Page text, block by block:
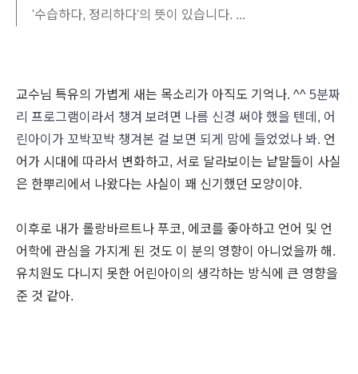
'수습하다, 정리하다'의 뜻이 있습니다. ...
교수님 특유의 가볍게 새는 목소리가 아직도 기억나. ^^ 5분짜
리 프로그램이라서 챙겨 보려면 나름 신경 써야 했을 텐데, 어
린아이가 꼬박꼬박 챙겨본 걸 보면 되게 맘에 들었었나 봐. 언
어가 시대에 따라서 변화하고, 서로 달라보이는 낱말들이 사실
은 한뿌리에서 나왔다는 사실이 꽤 신기했던 모양이야.
이후로 내가 롤랑바르트나 푸코, 에코를 좋아하고 언어 및 언
어학에 관심을 가지게 된 것도 이 분의 영향이 아니었을까 해.
유치원도 다니지 못한 어린아이의 생각하는 방식에 큰 영향을
준 것 같아.